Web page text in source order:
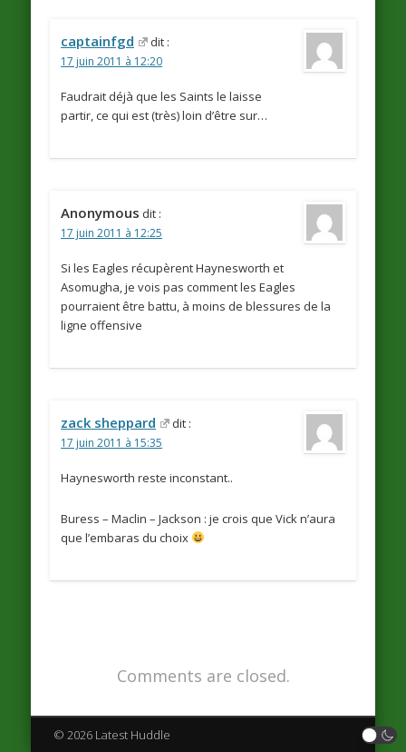
captainfgd dit :
17 juin 2011 à 12:20
Faudrait déjà que les Saints le laisse
partir, ce qui est (très) loin d’être sur…
Anonymous dit :
17 juin 2011 à 12:25
Si les Eagles récupèrent Haynesworth et
Asomugha, je vois pas comment les Eagles
pourraient être battu, à moins de blessures de la
ligne offensive
zack sheppard dit :
17 juin 2011 à 15:35
Haynesworth reste inconstant..
Buress – Maclin – Jackson : je crois que Vick n’aura
que l’embaras du choix
Comments are closed.
© 2026 Latest Huddle